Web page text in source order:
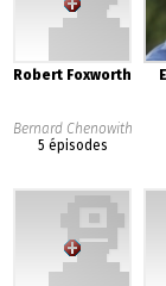
Robert Foxworth
Bernard Chenowith
5 épisodes